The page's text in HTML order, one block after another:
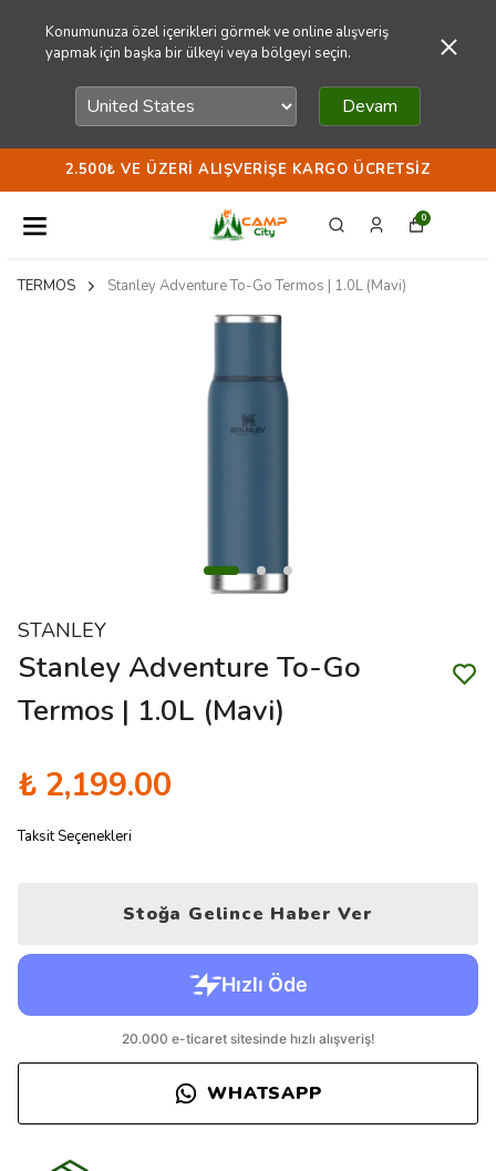
Konumunuza özel içerikleri görmek ve online alışveriş
yapmak için başka bir ülkeyi veya bölgeyi seçin.
Devam
2.500₺ VE ÜZERI ALIŞVERIŞE KARGO ÜCRETSIZ
0
TERMOS Stanley Adventure To-Go Termos | 1.0L (Mavi)
STANLEY
Stanley Adventure To-Go
Termos | 1.0L (Mavi)
₺ 2,199.00
Taksit Seçenekleri
Stoğa Gelince Haber Ver
WHATSAPP